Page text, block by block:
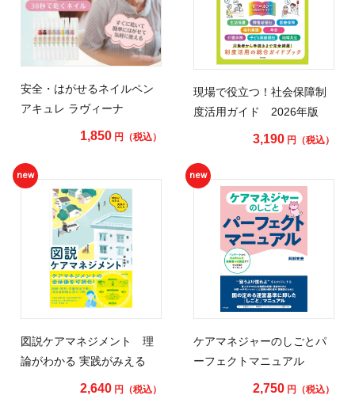
安全・はがせるネイルペン
アキュレ ラヴィーナ
1,850円（税込）
現場で役立つ！社会保障制
度活用ガイド 2026年版
3,190 円（税込）
new
図説ケアマネジメント 理
論がわかる 実践がみえる
2,640円（税込）
new
ケアマネジャーのしごとパ
ーフェクトマニュアル
2,750 円（税込）